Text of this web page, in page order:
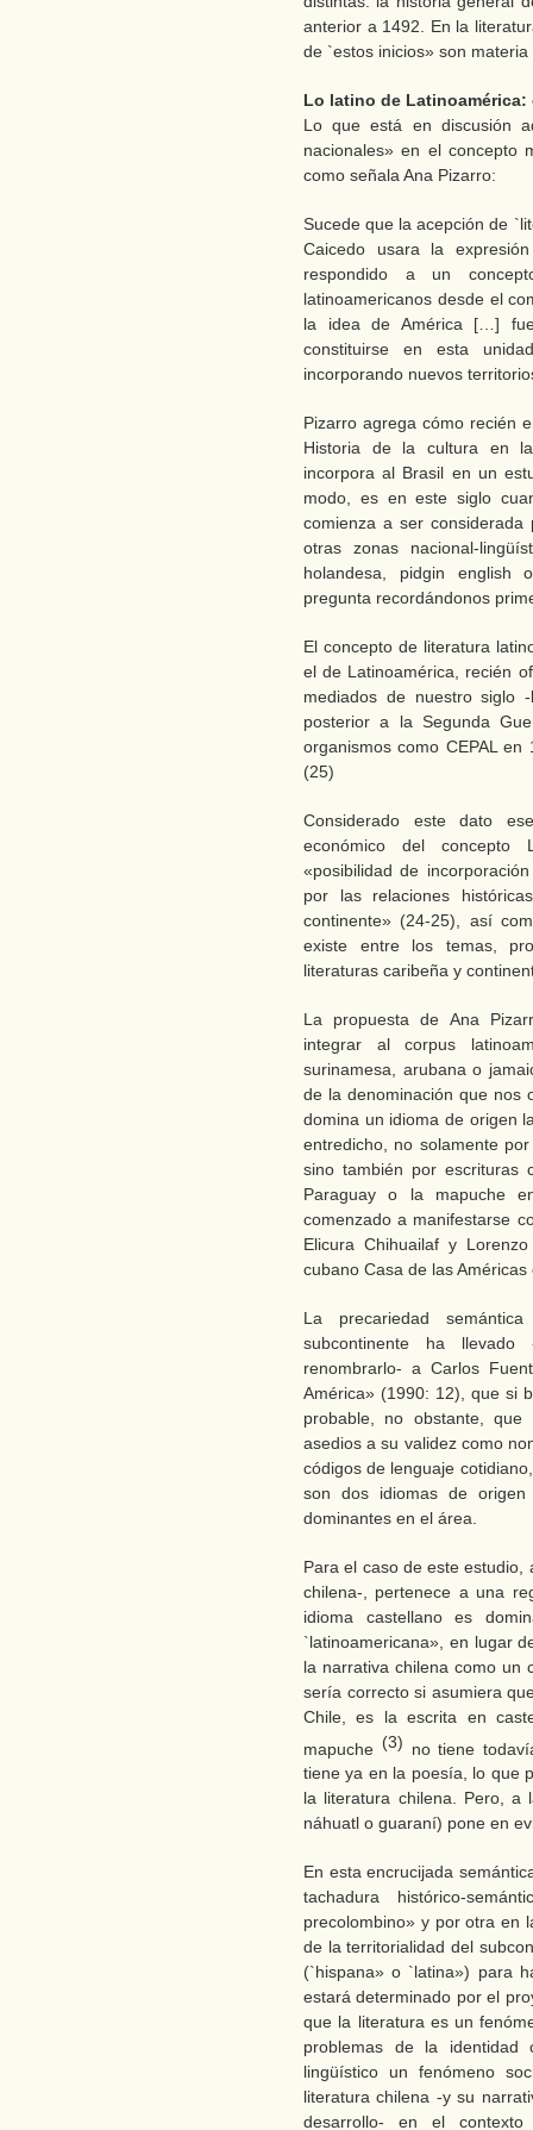
anterior a 1492. En la
de `estos inicios» son
Lo latino de Latinoamérica:
Lo que está en discusión
nacionales» en el concepto
como señala Ana Pizarro:
Sucede que la acepción de
Caicedo usara la
respondido a un
latinoamericanos desde el
la idea de América […]
constituirse en esta
incorporando nuevos
Pizarro agrega cómo recién
Historia de la cultura en
incorpora al Brasil en un
modo, es en este siglo
comienza a ser
otras zonas nacional-
holandesa, pidgin english
pregunta recordándonos
El concepto de literatura
el de Latinoamérica, recién
mediados de nuestro siglo
posterior a la Segunda
organismos como CEPAL en
(25)
Considerado este dato
económico del concepto
«posibilidad de
por las relaciones
continente» (24-25), así
existe entre los temas,
literaturas caribeña y
La propuesta de Ana
integrar al corpus
surinamesa, arubana o
de la denominación que nos
domina un idioma de origen
entredicho, no solamente
sino también por escrituras
Paraguay o la mapuche
comenzado a manifestarse
Elicura Chihuailaf y
cubano Casa de las Américas
La precariedad
subcontinente ha
renombrarlo- a Carlos
América» (1990: 12), que si
probable, no obstante,
asedios a su validez como
códigos de lenguaje
son dos idiomas de
dominantes en el área.
Para el caso de este
chilena-, pertenece a una
idioma castellano es
`latinoamericana», en lugar
la narrativa chilena como un
sería correcto si asumiera
Chile, es la escrita en
mapuche (3) no tiene
tiene ya en la poesía, lo que
la literatura chilena. Pero, a
náhuatl o guaraní) pone en
En esta encrucijada
tachadura histórico-
precolombino» y por otra en
de la territorialidad del
(`hispana» o `latina») para
estará determinado por el
que la literatura es un
problemas de la
lingüístico un fenómeno
literatura chilena -y su
desarrollo- en el